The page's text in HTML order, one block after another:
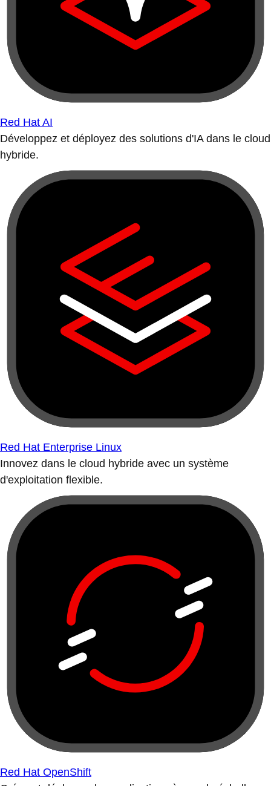
Red Hat AI
Développez et déployez des solutions d'IA dans le cloud
hybride.
Red Hat Enterprise Linux
Innovez dans le cloud hybride avec un système
d'exploitation flexible.
Red Hat OpenShift